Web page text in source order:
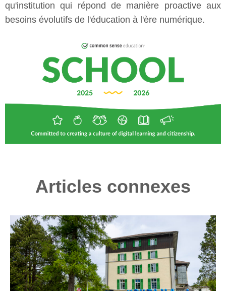
qu'institution qui répond de manière proactive aux
besoins évolutifs de l'éducation à l'ère numérique.
Articles connexes